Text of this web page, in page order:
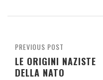
PREVIOUS POST
LE ORIGINI NAZISTE
DELLA NATO